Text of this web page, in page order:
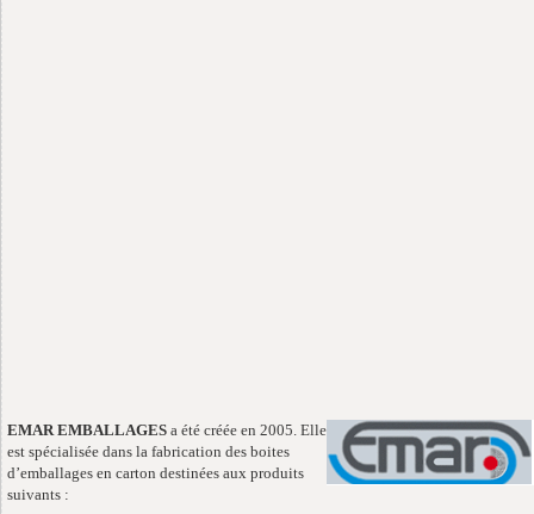
EMAR EMBALLAGES a été créée en 2005. Elle
est spécialisée dans la fabrication des boites
d’emballages en carton destinées aux produits
suivants :